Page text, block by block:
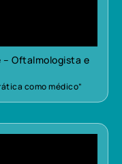
– Oftalmologista e
como médico”